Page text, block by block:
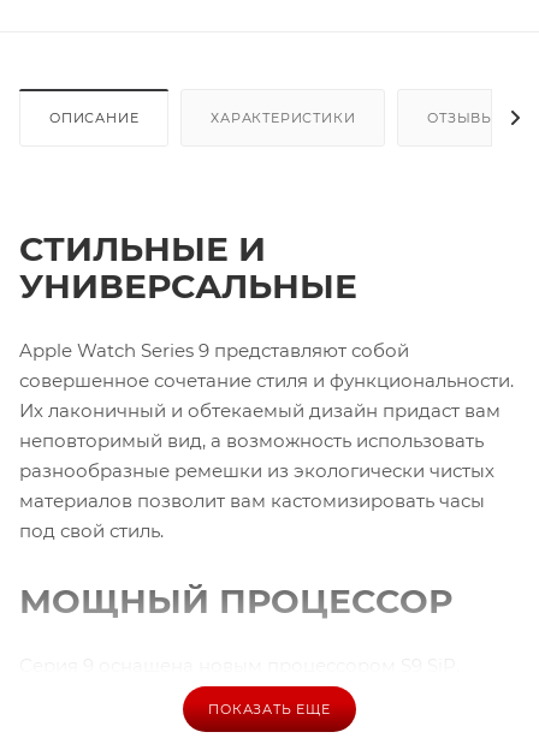
ОПИСАНИЕ ХАРАКТЕРИСТИКИ ОТЗЫВЫ
СТИЛЬНЫЕ И
УНИВЕРСАЛЬНЫЕ
Apple Watch Series 9 представляют собой
совершенное сочетание стиля и функциональности.
Их лаконичный и обтекаемый дизайн придаст вам
неповторимый вид, а возможность использовать
разнообразные ремешки из экологически чистых
материалов позволит вам кастомизировать часы
под свой стиль.
МОЩНЫЙ ПРОЦЕССОР
который на 60% мощнее предыдущего поколения.
Это обеспечивает плавную и быструю работу
ПОКАЗАТЬ ЕЩЕ